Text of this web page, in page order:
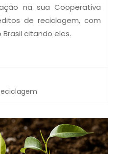
na sua Cooperativa
de reciclagem, com
citando eles.